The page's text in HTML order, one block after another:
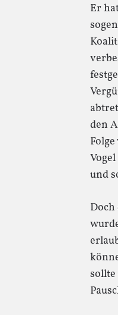
Er
den
und
sollte